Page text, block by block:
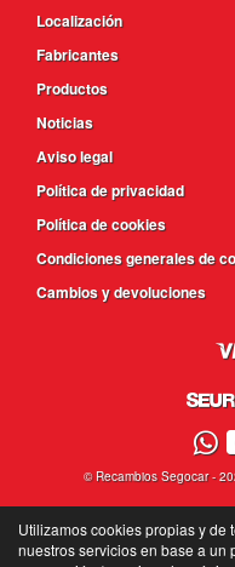
Localización
Fabricantes
Productos
Noticias
Aviso legal
Política de privacidad
Política de cookies
Condiciones generales de
Cambios y devoluciones
© Recambios Segocar-
Utilizamos cookies propias y de
nuestros servicios en base a un